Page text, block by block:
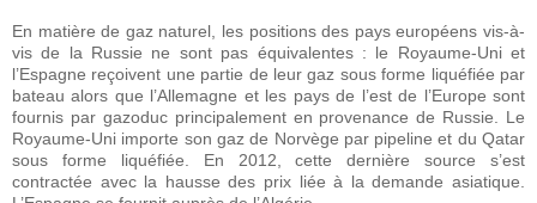
En matière de gaz naturel, les positions des pays européens vis-à-
vis de la Russie ne sont pas équivalentes : le Royaume-Uni et
l’Espagne reçoivent une partie de leur gaz sous forme liquéfiée par
bateau alors que l’Allemagne et les pays de l’est de l’Europe sont
fournis par gazoduc principalement en provenance de Russie. Le
Royaume-Uni importe son gaz de Norvège par pipeline et du Qatar
sous forme liquéfiée. En 2012, cette dernière source s’est
contractée avec la hausse des prix liée à la demande asiatique.